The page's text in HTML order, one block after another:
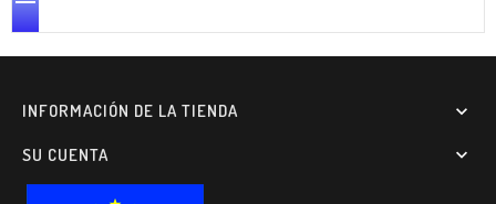
INFORMACIÓN DE LA TIENDA 
SU CUENTA 